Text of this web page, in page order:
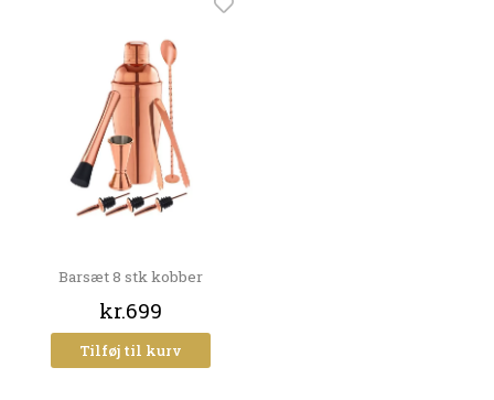
Barsæt 8 stk kobber
kr.699
Tilføj til kurv